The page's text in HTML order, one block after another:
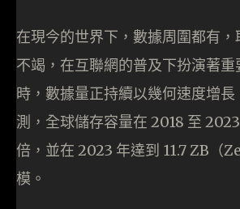
在現今的世界下，數據周圍都有
不竭，在互聯網的普及下扮演著
時，數據量正持續以幾何速度增
測，全球儲存容量在 2018 至
倍，並在 2023 年達到 11.7 ZB（
模。